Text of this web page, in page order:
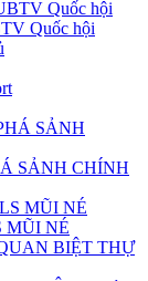
Quốc hội
SẢNH CHÍNH
MŨI NÉ